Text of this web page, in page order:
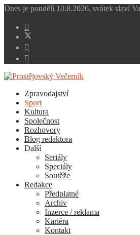
Dnes je pondělí 10.8.2026, svátek slaví
Zpravodajství
Sport
Kultura
Společnost
Rozhovory
Blog redaktora
Další
Seriály
Speciály
Soutěže
Redakce
Předplatné
Archiv
Inzerce / reklama
Kariéra
Kontakt